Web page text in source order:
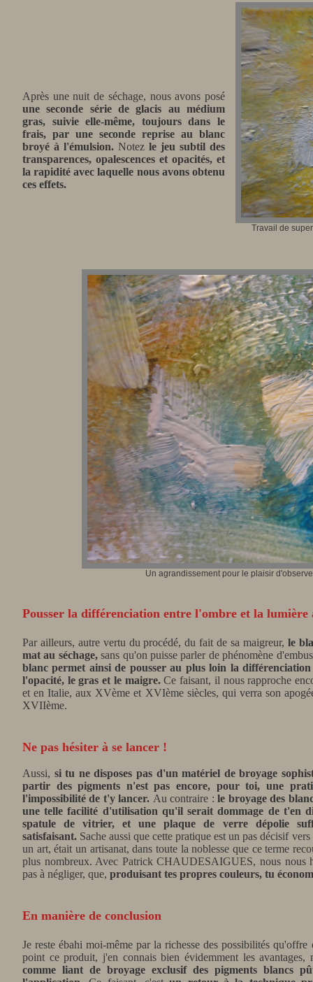
Travail de
Après une nuit de séchage, nous avons posé
une seconde série de glacis au médium
gras, suivie elle-même, toujours dans le
frais, par une seconde reprise au blanc
broyé à l'émulsion. Notez le jeu subtil des
transparences, opalescences et opacités, et
la rapidité avec laquelle nous avons obtenu
ces effets.
Un agrandissement pour le plaisir
Pousser la différenciation entre l'ombre et la lumière
Par ailleurs, autre vertu du procédé, du fait de sa maigreur, le
mat au séchage,sans qu'on puisse parler de phénomène
blanc permet ainsi de pousser au plus loin la
l'opacité, le gras et le maigre.Ce faisant, il nous rapproche
et en Italie, aux XVème et XVIème siècles, qui verra son
XVIIème.
Ne pas hésiter à se lancer !
Aussi, si tu ne disposes pas d'un matériel de broyage
partir des pigments n'est pas encore, pour toi, une
l'impossibilité de t'y lancer. Au contraire :le broyage des
une telle facilité d'utilisation qu'il serait dommage de t'en
spatule de vitrier, et une plaque de verre dépolie
satisfaisant. Sache aussi que cette pratique est un pas décisif
un art, était un artisanat, dans toute la noblesse que ce terme
plus nombreux. Avec Patrick CHAUDESAIGUES, nous nous
pas à négliger, que, produisant tes propres couleurs, tu
En manière de conclusion
Je reste ébahi moi-même par la richesse des possibilités
point ce produit, j'en connais bien évidemment les avantages,
comme liant de broyage exclusif des pigments blancs